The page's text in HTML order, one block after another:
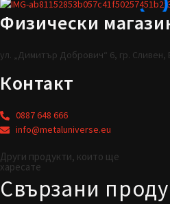
Физически
ул. „Димитър Добрович“ 6, гр. Сливен,
Контакт
0887 648 666
info@metaluniverse.eu
Други продукти, които ще
харесате
Свързани